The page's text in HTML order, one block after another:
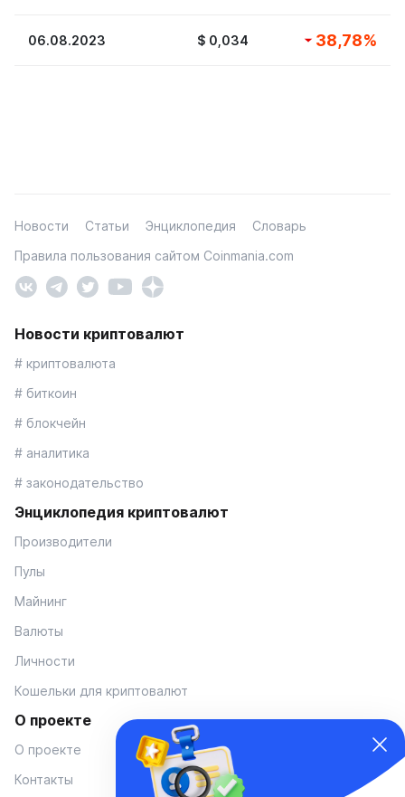
06.08.2023 $ 0,034 38,78%
Новости Статьи Энциклопедия
Словарь
Правила пользования сайтом Coinmania.com
Новости криптовалют
# криптовалюта
# биткоин
# блокчейн
# аналитика
# законодательство
Энциклопедия криптовалют
Производители
Пулы
Майнинг
Валюты
Личности
Кошельки для криптовалют
О проекте
О проекте
Контакты